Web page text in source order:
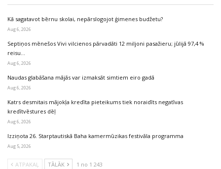
Kā sagatavot bērnu skolai, nepārslogojot ģimenes budžetu?
Aug 6, 2026
Septiņos mēnešos Vivi vilcienos pārvadāti 12 miljoni pasažieru; jūlijā 97,4 %
reisu…
Aug 6, 2026
Naudas glabāšana mājās var izmaksāt simtiem eiro gadā
Aug 6, 2026
Katrs desmitais mājokļa kredīta pieteikums tiek noraidīts negatīvas
kredītvēstures dēļ
Aug 6, 2026
Izziņota 26. Starptautiskā Baha kamermūzikas festivāla programma
Aug 5, 2026
ATPAKAĻ TĀLĀK 1 no 1 243